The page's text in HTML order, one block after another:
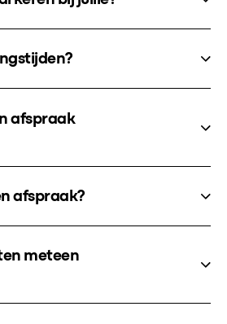
afspraak
afspraak?
meteen